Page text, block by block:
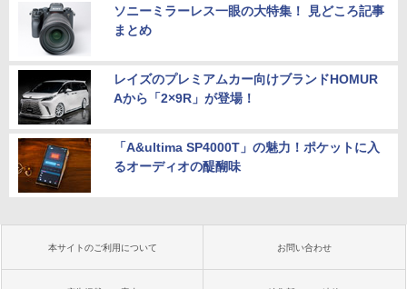
ソニーミラーレス一眼の大特集！ 見どころ記事
まとめ
レイズのプレミアムカー向けブランドHOMUR
Aから「2×9R」が登場！
「A&ultima SP4000T」の魅力！ポケットに入
るオーディオの醍醐味
本サイトのご利用について お問い合わせ